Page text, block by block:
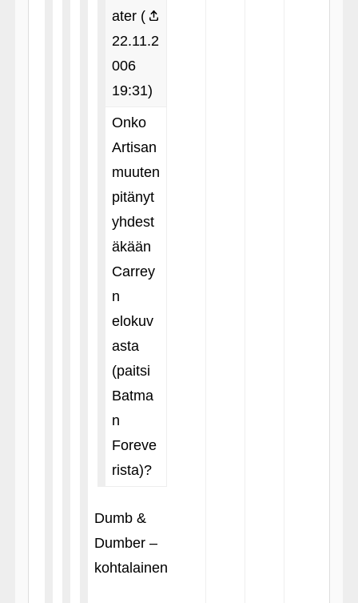
ater (
22.11.2
006
19:31)
Onko
Artisan
muuten
pitänyt
yhdest
äkään
Carrey
n
elokuv
asta
(paitsi
Batma
n
Foreve
rista)?
Dumb &
Dumber –
kohtalainen